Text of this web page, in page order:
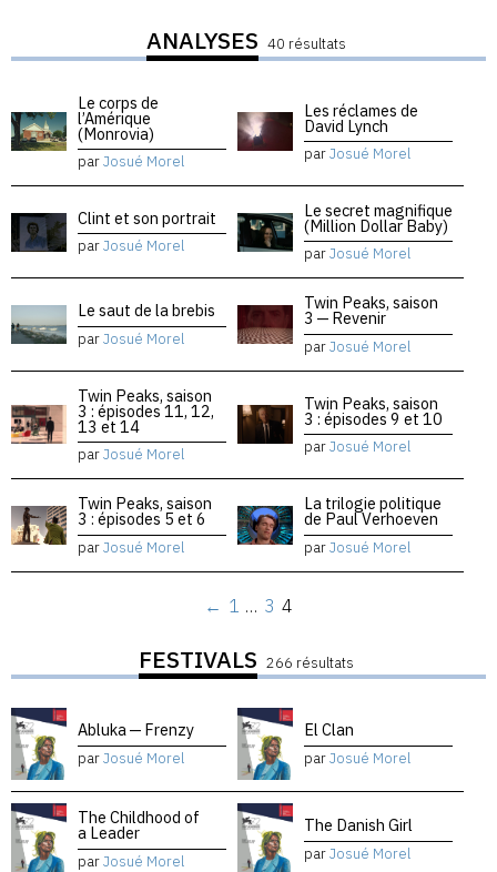
ANALYSES 40 résultats
Le corps de
l’Amérique
(Monrovia)
parJosué Morel
Les réclames de
David Lynch
parJosué Morel
Clint et son portrait
parJosué Morel
Le secret magnifique
(Million Dollar Baby)
parJosué Morel
Le saut de la brebis
parJosué Morel
Twin Peaks, saison
3 — Revenir
parJosué Morel
Twin Peaks, saison
3 : épisodes 11, 12,
13 et 14
parJosué Morel
Twin Peaks, saison
3 : épisodes 9 et 10
parJosué Morel
Twin Peaks, saison
3 : épisodes 5 et 6
parJosué Morel
La trilogie politique
de Paul Verhoeven
parJosué Morel
← 1 … 3 4
FESTIVALS 266 résultats
Abluka — Frenzy
parJosué Morel
El Clan
parJosué Morel
The Childhood of
a Leader
parJosué Morel
The Danish Girl
parJosué Morel